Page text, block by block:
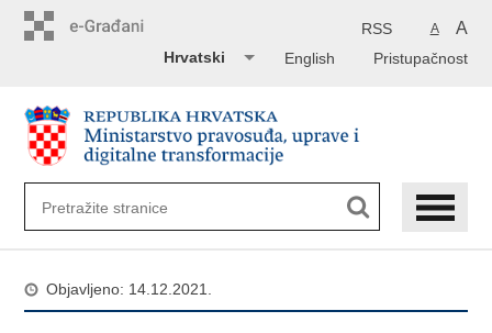
A A
RSS
Pristupačnost
English
Hrvatski
Objavljeno: 14.12.2021.